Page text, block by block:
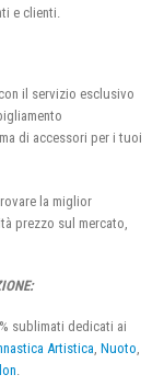
e clienti.
il servizio esclusivo
di accessori per i tuoi
la miglior
prezzo sul mercato,
sublimati dedicati ai
Artistica, Nuoto,
.